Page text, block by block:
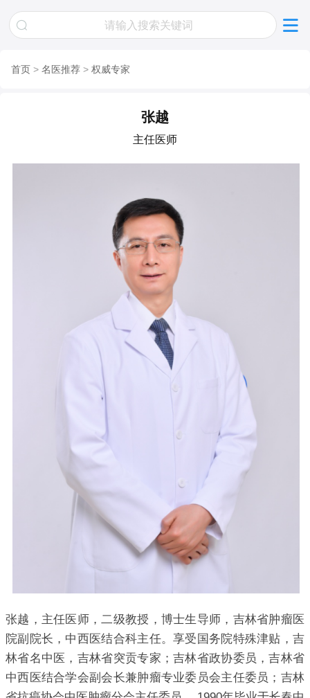
首页 > 名医推荐 > 权威专家
张越
主任医师
张越，主任医师，二级教授，博士生导师，吉林省肿瘤医
院副院长，中西医结合科主任。享受国务院特殊津贴，吉
林省名中医，吉林省突贡专家；吉林省政协委员，吉林省
中西医结合学会副会长兼肿瘤专业委员会主任委员；吉林